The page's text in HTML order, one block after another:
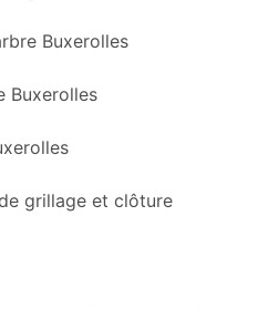
Buxerolles
Buxerolles
grillage et clôture